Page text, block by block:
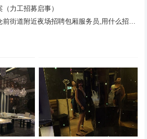
几天班 环境五颗目前去过所有KTV里
味.一进去很舒服.很干净.厕所设计很特
的装饰也别出心裁音效五颗可以说去过
喜欢服务五颗很多家KTV都是呼半天
点错就进来啦.服务员也是超贴心.走在
招呼.询问你是否需要帮忙必须五颗,
力工招募启事）
街道附近夜场招聘包厢服务员,用什么招聘平台好